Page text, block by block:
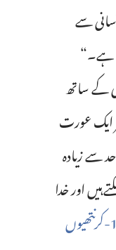
سے
ہے۔‏“‏
کے ساتھ
ایک عورت
سے زیادہ
اور خدا
1-‏کرنتھیوں